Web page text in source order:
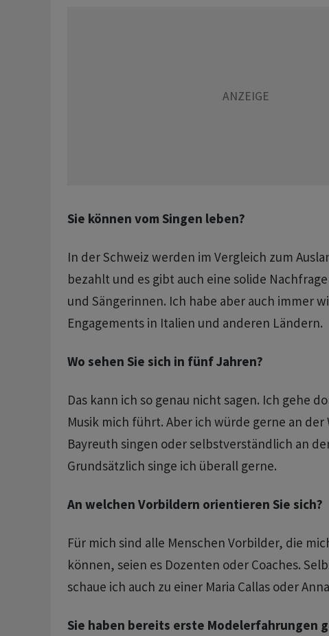
Sie können vom Singen leben?
In der Schweiz werden im Vergleich zum
bezahlt und es gibt auch eine solide
und Sängerinnen. Ich habe aber auch immer
Engagements in Italien und anderen Ländern.
Wo sehen Sie sich in fünf Jahren?
Das kann ich so genau nicht sagen. Ich gehe
Musik mich führt. Aber ich würde gerne an der
Bayreuth singen oder selbstverständlich an
Grundsätzlich singe ich überall gerne.
An welchen Vorbildern orientieren Sie sich?
Für mich sind alle Menschen Vorbilder, die
können, seien es Dozenten oder Coaches.
schaue ich auch zu einer Maria Callas oder
Sie haben bereits erste Modelerfahrungen